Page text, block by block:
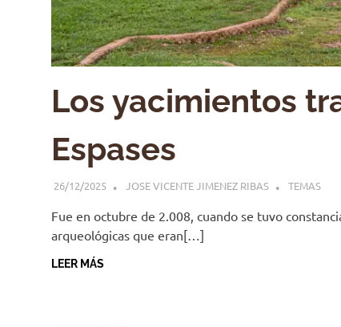
Los yacimientos
Espases
26/12/2025 JOSE VICENTE JIMENEZ RIBAS TEMAS
Fue en octubre de 2.008, cuando se tuvo
arqueológicas que eran[…]
LEER MÁS